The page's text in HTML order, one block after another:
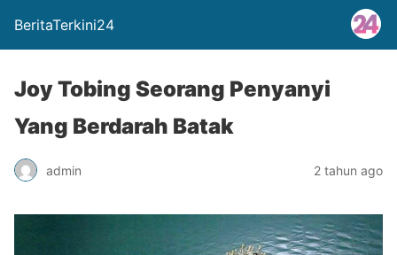
BeritaTerkini24
Joy Tobing Seorang Penyanyi
Yang Berdarah Batak
admin 2 tahun ago